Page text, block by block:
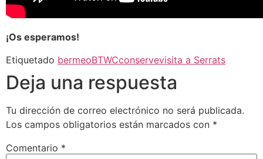
¡Os esperamos!
Etiquetado bermeoBTWCconservevisita a Serrats
Deja una respuesta
Tu dirección de correo electrónico no será publicada.
Los campos obligatorios están marcados con *
Comentario *